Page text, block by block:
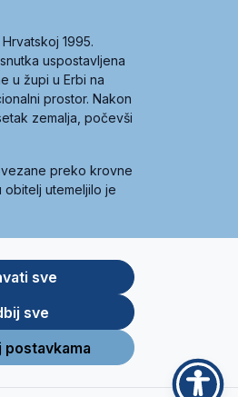
1995.
uspostavljena
u župi u Erbi na
prostor. Nakon
zemalja, počevši
preko krovne
obitelj utemeljilo je
sve
sve
postavkama